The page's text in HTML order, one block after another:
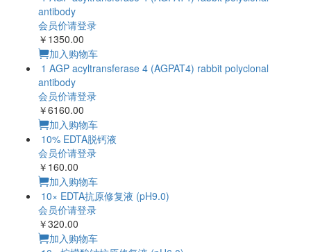
antibody
会员价请登录
￥1350.00
加入购物车
1 AGP acyltransferase 4 (AGPAT4) rabbit polyclonal
antibody
会员价请登录
￥6160.00
加入购物车
10% EDTA脱钙液
会员价请登录
￥160.00
加入购物车
10× EDTA抗原修复液 (pH9.0)
会员价请登录
￥320.00
加入购物车